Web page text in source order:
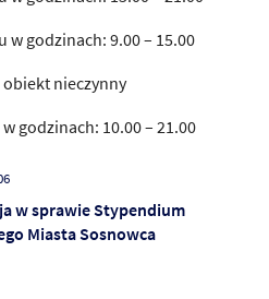
w godzinach: 9.00 – 15.00
obiekt nieczynny
godzinach: 10.00 – 21.00
w sprawie Stypendium
Miasta Sosnowca